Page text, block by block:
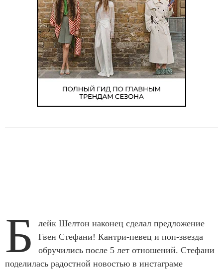
Б
лейк Шелтон наконец сделал предложение
Гвен Стефани! Кантри-певец и поп-звезда
обручились после 5 лет отношений. Стефани
поделилась радостной новостью в инстаграме